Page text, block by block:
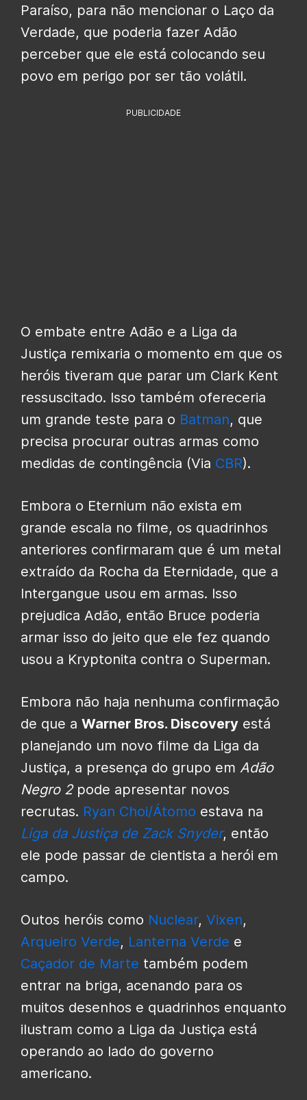
Paraíso, para não mencionar o Laço da
Verdade, que poderia fazer Adão
perceber que ele está colocando seu
povo em perigo por ser tão volátil.
PUBLICIDADE
O embate entre Adão e a Liga da
Justiça remixaria o momento em que os
heróis tiveram que parar um Clark Kent
ressuscitado. Isso também ofereceria
um grande teste para o Batman, que
precisa procurar outras armas como
medidas de contingência (Via CBR).
Embora o Eternium não exista em
grande escala no filme, os quadrinhos
anteriores confirmaram que é um metal
extraído da Rocha da Eternidade, que a
Intergangue usou em armas. Isso
prejudica Adão, então Bruce poderia
armar isso do jeito que ele fez quando
usou a Kryptonita contra o Superman.
Embora não haja nenhuma confirmação
de que a Warner Bros. Discovery está
planejando um novo filme da Liga da
Justiça, a presença do grupo em Adão
Negro 2pode apresentar novos
recrutas. Ryan Choi/Átomo estava na
Liga da Justiça de Zack Snyder, então
ele pode passar de cientista a herói em
campo.
Outos heróis como Nuclear, Vixen,
Arqueiro Verde, Lanterna Verde e
Caçador de Marte também podem
entrar na briga, acenando para os
muitos desenhos e quadrinhos enquanto
ilustram como a Liga da Justiça está
operando ao lado do governo
americano.